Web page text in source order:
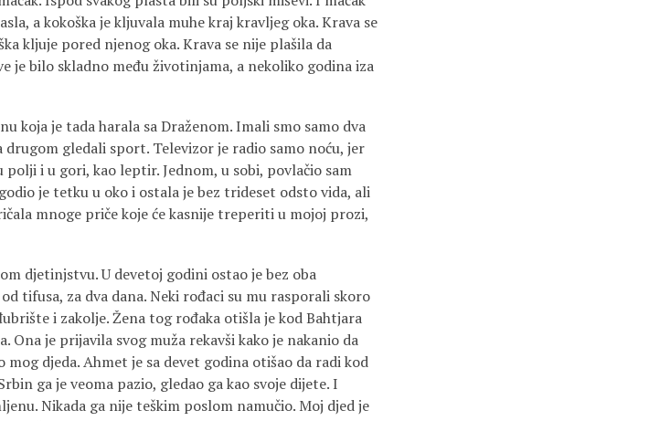
a kokoška je kljuvala muhe kraj kravljeg oka. Krava se
kljuje pored njenog oka. Krava se nije plašila da
je bilo skladno među životinjama, a nekoliko godina iza
koja je tada harala sa Draženom. Imali smo samo dva
gledali sport. Televizor je radio samo noću, jer
i u gori, kao leptir. Jednom, u sobi, povlačio sam
je tetku u oko i ostala je bez trideset odsto vida, ali
mnoge priče koje će kasnije treperiti u mojoj prozi,
djetinjstvu. U devetoj godini ostao je bez oba
tifusa, za dva dana. Neki rođaci su mu rasporali skoro
i zakolje. Žena tog rođaka otišla je kod Bahtjara
Ona je prijavila svog muža rekavši kako je nakanio da
djeda. Ahmet je sa devet godina otišao da radi kod
ga je veoma pazio, gledao ga kao svoje dijete. I
Nikada ga nije teškim poslom namučio. Moj djed je